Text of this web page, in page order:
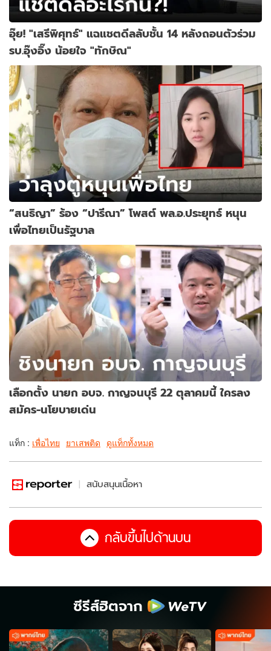
อุ๊ย! "เสรีพิศุทธ์" แฉแชตดีลลับชั้น 14 หลังถอนตัวร่วม
รบ.อุ๊งอิ๊ง น้อยใจ "ทักษิณ"
“สนธิญา” ร้อง “ปารีณา” โพสต์ พล.อ.ประยุทธ์ หนุน
เพื่อไทยเป็นรัฐบาล
เลือกตั้ง นายก อบจ. กาญจนบุรี 22 ตุลาคมนี้ ใครลง
สมัคร-นโยบายเด่น
แท็ก : เพื่อไทย ยาเสพติด ดูแท็กทั้งหมด
สนับสนุนเนื้อหา
กลับขึ้นไปด้านบน
ซีรีส์ฮิตจาก